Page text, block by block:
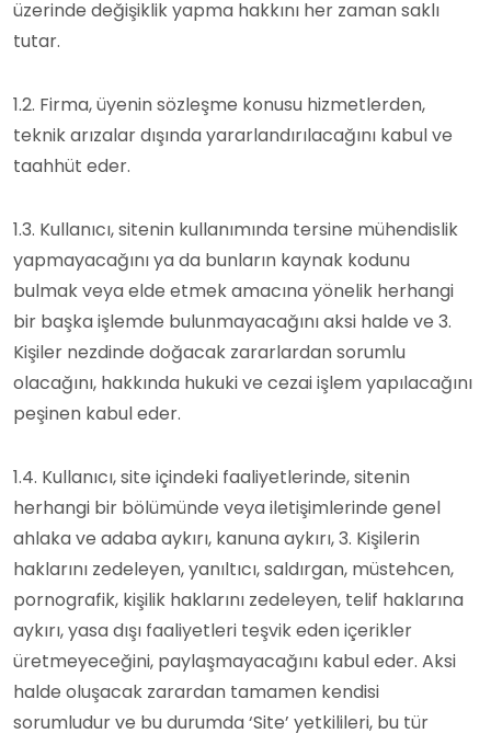
üzerinde değişiklik yapma hakkını her zaman saklı
tutar.
1.2. Firma, üyenin sözleşme konusu hizmetlerden,
teknik arızalar dışında yararlandırılacağını kabul ve
taahhüt eder.
1.3. Kullanıcı, sitenin kullanımında tersine mühendislik
yapmayacağını ya da bunların kaynak kodunu
bulmak veya elde etmek amacına yönelik herhangi
bir başka işlemde bulunmayacağını aksi halde ve 3.
Kişiler nezdinde doğacak zararlardan sorumlu
olacağını, hakkında hukuki ve cezai işlem yapılacağını
peşinen kabul eder.
1.4. Kullanıcı, site içindeki faaliyetlerinde, sitenin
herhangi bir bölümünde veya iletişimlerinde genel
ahlaka ve adaba aykırı, kanuna aykırı, 3. Kişilerin
haklarını zedeleyen, yanıltıcı, saldırgan, müstehcen,
pornografik, kişilik haklarını zedeleyen, telif haklarına
aykırı, yasa dışı faaliyetleri teşvik eden içerikler
üretmeyeceğini, paylaşmayacağını kabul eder. Aksi
halde oluşacak zarardan tamamen kendisi
sorumludur ve bu durumda ‘Site’ yetkilileri, bu tür